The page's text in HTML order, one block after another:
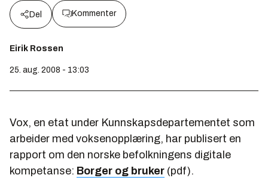
Del Kommenter
Eirik Rossen
25. aug. 2008 - 13:03
Vox, en etat under Kunnskapsdepartementet som
arbeider med voksenopplæring, har publisert en
rapport om den norske befolkningens digitale
kompetanse: Borger og bruker (pdf).